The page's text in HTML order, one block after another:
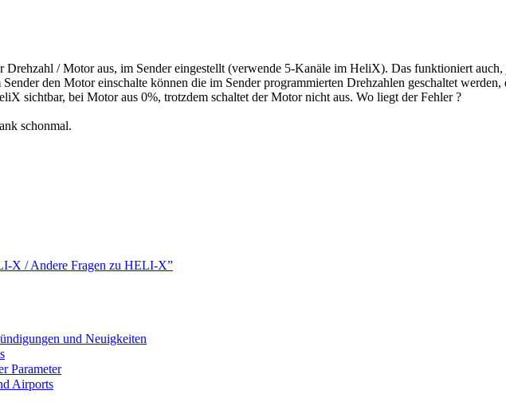
/ Motor aus, im Sender eingestellt (verwende 5-Kanäle im HeliX). Das funktioniert
den Motor einschalte können die im Sender programmierten Drehzahlen geschaltet werden,
sichtbar, bei Motor aus 0%, trotzdem schaltet der Motor nicht aus. Wo liegt der Fehler ?
schonmal.
X / Andere Fragen zu HELI-X”
und Neuigkeiten
Parameter
Airports